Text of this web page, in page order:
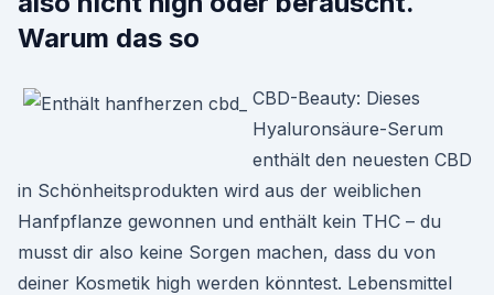
Warum das so
CBD-Beauty: Dieses
Hyaluronsäure-Serum
enthält den neuesten CBD
in Schönheitsprodukten wird aus der weiblichen
Hanfpflanze gewonnen und enthält kein THC – du
musst dir also keine Sorgen machen, dass du von
deiner Kosmetik high werden könntest. Lebensmittel